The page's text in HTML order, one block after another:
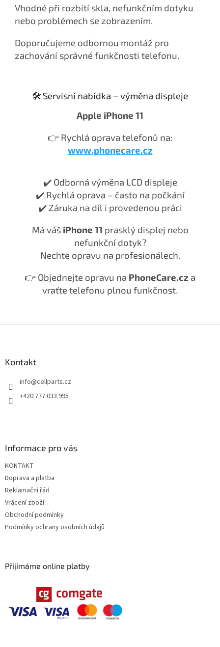
Vhodné při rozbití skla, nefunkčním dotyku
nebo problémech se zobrazením.
Doporučujeme odbornou montáž pro
zachování správné funkčnosti telefonu.
🛠️ Servisní nabídka – výměna displeje
Apple iPhone 11
👉 Rychlá oprava telefonů na:
www.phonecare.cz
✔️ Odborná výměna LCD displeje
✔️ Rychlá oprava – často na počkání
✔️ Záruka na díl i provedenou práci
Má váš iPhone 11 prasklý displej nebo
nefunkční dotyk?
Nechte opravu na profesionálech.
👉 Objednejte opravu na PhoneCare.cz a
vraťte telefonu plnou funkčnost.
Kontakt
info@cellparts.cz
+420 777 033 995
Informace pro vás
KONTAKT
Doprava a platba
Reklamační řád
Vrácení zboží
Obchodní podmínky
Podmínky ochrany osobních údajů
Přijímáme online platby